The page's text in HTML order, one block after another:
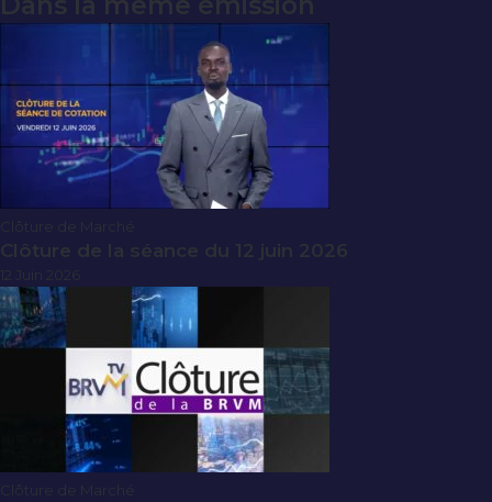
Clôture de la séance du 12 juin 2026